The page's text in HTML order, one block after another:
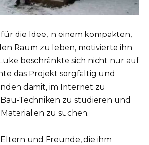
für die Idee, in einem kompakten,
Raum zu leben, motivierte ihn
beschränkte sich nicht nur auf
das Projekt sorgfältig und
damit, im Internet zu
Techniken zu studieren und
zu suchen.
Eltern und Freunde, die ihm